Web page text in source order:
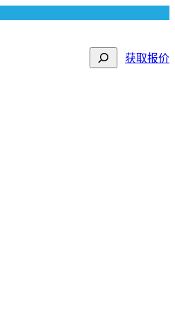
Search获取报价